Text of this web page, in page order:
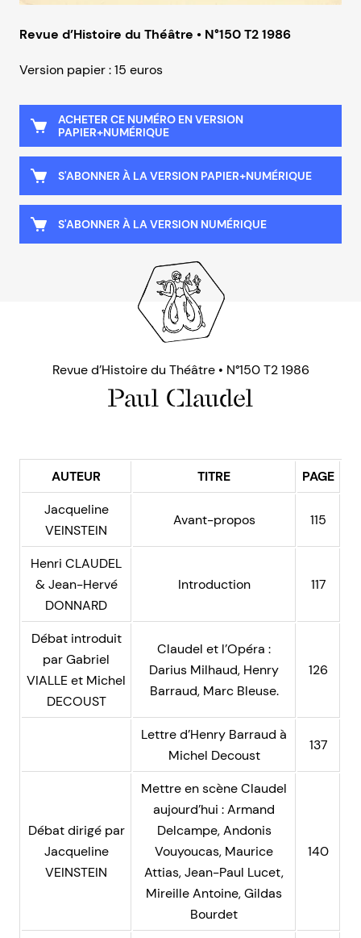
Revue d’Histoire du Théâtre • N°150 T2 1986
Version papier : 15 euros
ACHETER CE NUMÉRO EN VERSION
PAPIER+NUMÉRIQUE
S'ABONNER À LA VERSION PAPIER+NUMÉRIQUE
S'ABONNER À LA VERSION NUMÉRIQUE
Revue d’Histoire du Théâtre • N°150 T2 1986
Paul Claudel
AUTEUR TITRE
PAGE
Jacqueline
VEINSTEIN
Avant-propos 115
Henri CLAUDEL
& Jean-Hervé
DONNARD
Introduction 117
Débat introduit
par Gabriel
VIALLE et Michel
DECOUST
Claudel et l’Opéra :
Darius Milhaud, Henry
Barraud, Marc Bleuse.
126
Lettre d’Henry Barraud à
Michel Decoust
137
Débat dirigé par
Jacqueline
VEINSTEIN
Mettre en scène Claudel
aujourd’hui : Armand
Delcampe, Andonis
Vouyoucas, Maurice
Attias, Jean-Paul Lucet,
Mireille Antoine, Gildas
Bourdet
140